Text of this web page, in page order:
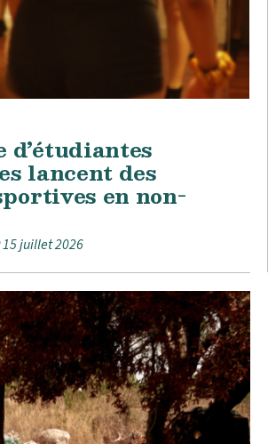
d’étudiantes
lancent des
en non-
15 juillet 2026